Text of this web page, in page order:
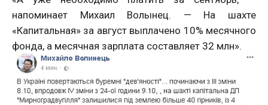
напоминает Михаил Волынец. — На шахте
«Капитальная» за август выплачено 10% месячного
фонда, а месячная зарплата составляет 32 млн».